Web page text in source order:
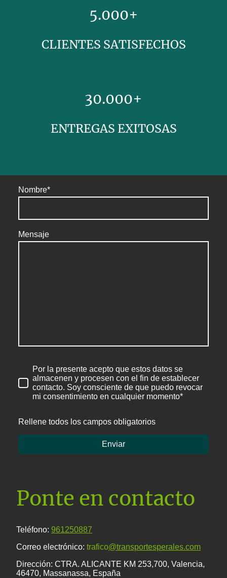
5.000+
CLIENTES SATISFECHOS
30.000+
ENTREGAS EXITOSAS
Nombre*
Mensaje
Por la presente acepto que estos datos se
almacenen y procesen con el fin de establecer
contacto. Soy consciente de que puedo revocar
mi consentimiento en cualquier momento*
Rellene todos los campos obligatorios
Enviar
Ponte en contacto
Teléfono: 961250887
Correo electrónico: trafico@transportesperales.com
Dirección: CTRA. ALICANTE KM 253,700, Valencia,
46470, Massanassa, España